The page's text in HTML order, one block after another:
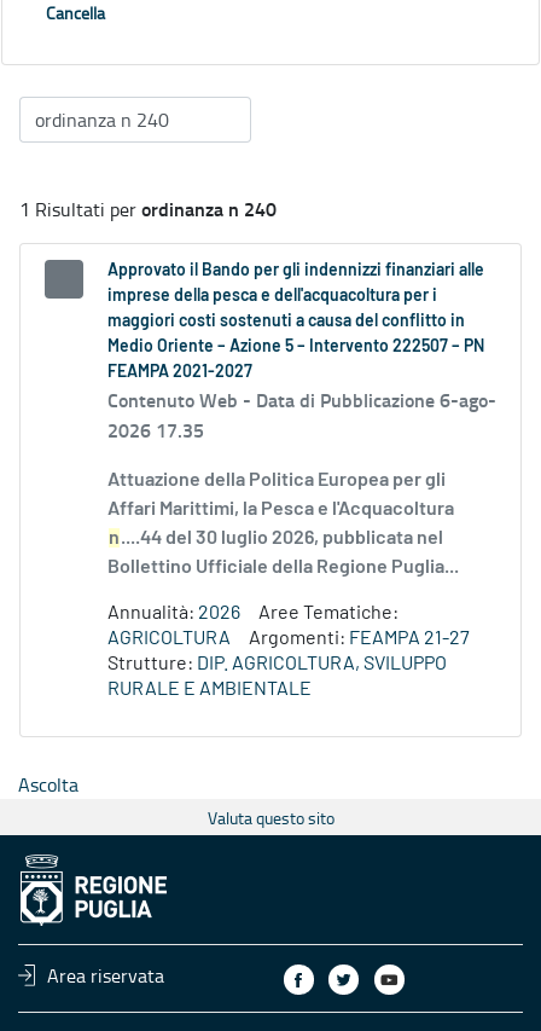
Cancella
1 Risultati perordinanza n 240
Approvato il Bando per gli indennizzi finanziari alle
imprese della pesca e dell'acquacoltura per i
maggiori costi sostenuti a causa del conflitto in
Medio Oriente – Azione 5 – Intervento 222507 – PN
FEAMPA 2021-2027
Contenuto Web - Data di Pubblicazione 6-ago-
2026 17.35
Attuazione della Politica Europea per gli
Affari Marittimi, la Pesca e l'Acquacoltura
n....44 del 30 luglio 2026, pubblicata nel
Bollettino Ufficiale della Regione Puglia...
Annualità: 2026
Aree Tematiche:
AGRICOLTURA
Argomenti: FEAMPA 21-27
Strutture: DIP. AGRICOLTURA, SVILUPPO
RURALE E AMBIENTALE
Ascolta
Valuta questo sito
Area riservata